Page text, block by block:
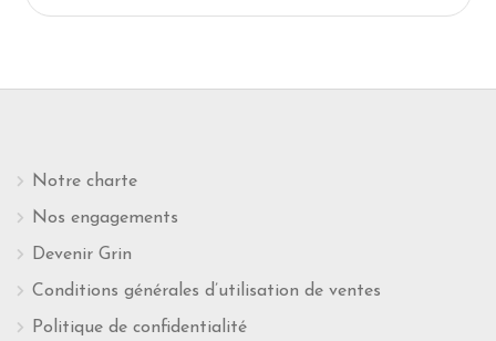
Notre charte
Nos engagements
Devenir Grin
Conditions générales d’utilisation de ventes
Politique de confidentialité